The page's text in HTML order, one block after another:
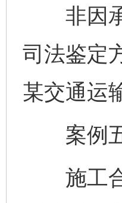
非因承
司法鉴定
某交通运
案例
施工合